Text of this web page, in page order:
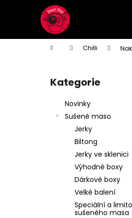
Domů Chilli
Přeskočit
kategorie
Kategorie
Novinky
Sušené maso
Jerky
Biltong
Jerky ve sklenici
Výhodné boxy
Dárkové boxy
Velké balení
Speciální a
sušeného masa
í
Zpět
do
Zpět
do